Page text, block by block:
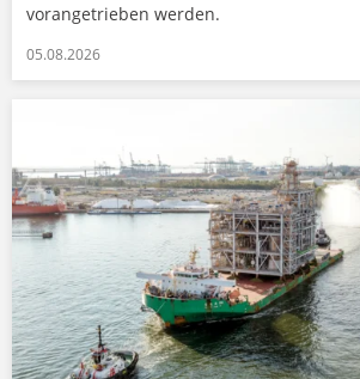
vorangetrieben werden.
05.08.2026